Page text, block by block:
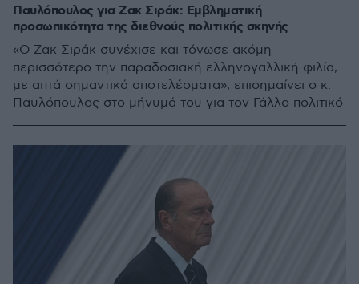
Παυλόπουλος για Ζακ Σιράκ: Εμβληματική
προσωπικότητα της διεθνούς πολιτικής σκηνής
«Ο Ζακ Σιράκ συνέχισε και τόνωσε ακόμη
περισσότερο την παραδοσιακή ελληνογαλλική φιλία,
με απτά σημαντικά αποτελέσματα», επισημαίνει ο κ.
Παυλόπουλος στο μήνυμά του για τον Γάλλο πολιτικό